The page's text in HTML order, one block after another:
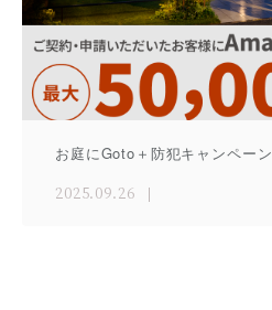
お庭にGoto＋防犯キャンペーン
2025.09.26